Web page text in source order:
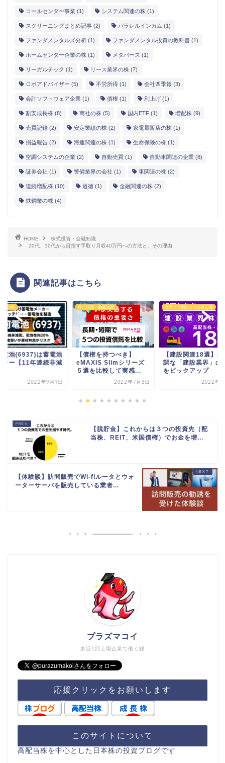
コールセンター事業 (1) システム関連の株 (1)
スクリーニングまとめ記事 (2) パラレルインカム (1)
ファンダメンタルズ分析 (1) ファンダメンタル投資の教科書 (1)
ホームセンター企業の株 (1) メタバース (1)
リーガルテック (1) リース業界の株 (7)
ロボアドバイザー (5) 不労所得 (1) 会社四季報 (3)
会計ソフトウェア企業 (1) 債権 (1) 利上げ (1)
割安成長株 (8) 商社の株 (5) 国内ETF (1) 増配株 (9)
売買記録 (2) 安定業績の株 (2) 家電量販店の株 (1)
損益報告 (2) 海運関連の株 (1) 生命保険の株 (1)
空調システムの企業 (2) 自動売買 (1) 自動車関連の企業 (8)
証券会社 (1) 警備業界の会社 (1) 車関連の株 (2)
連続増配株 (10) 道徳 (1) 金融関連の株 (2)
鉄鋼業の株 (4)
HOME
株式投資・金融知識
20代、30代から目指す手取り月収40万円への方法と、その理由
関連記事はこちら
資・金融知識
権を持つべき】
Slimシリーズ
2022年7月3日
カテゴリ別おすすめ株◯選
【建設関連18選】業績好
調な「建設業界」の企業
をピックアップ
2022年7月1日
株主優待の株
【決算チェック9銘
2021/8/12決算で 個
に気になる銘...
2021年8
【脱貯金】これからは３つの投資先（配
当株、REIT、米国債権）でお金を増...
【体験談】訪問販売でWi-fiルータとウォ
ーターサーバを販売している業者...
東証1部上場企業で働く鯉
プラズマコイ
応援クリックをお願いします
このサイトについて
高配当株を中心とした日本株の投資ブログです